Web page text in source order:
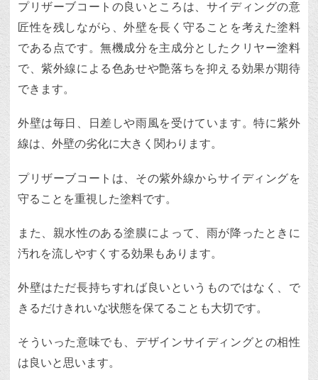
プリザーブコートの良いところは、サイディングの意
匠性を残しながら、外壁を長く守ることを考えた塗料
である点です。無機成分を主成分としたクリヤー塗料
で、紫外線による色あせや艶落ちを抑える効果が期待
できます。
外壁は毎日、日差しや雨風を受けています。特に紫外
線は、外壁の劣化に大きく関わります。
プリザーブコートは、その紫外線からサイディングを
守ることを重視した塗料です。
また、親水性のある塗膜によって、雨が降ったときに
汚れを流しやすくする効果もあります。
外壁はただ長持ちすれば良いというものではなく、で
きるだけきれいな状態を保てることも大切です。
そういった意味でも、デザインサイディングとの相性
は良いと思います。